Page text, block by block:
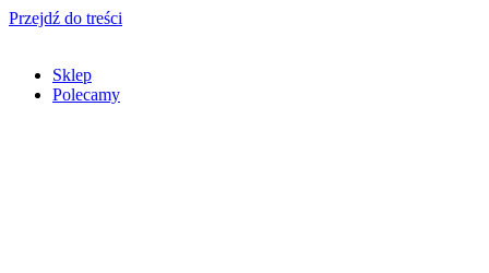
Przejdź do treści
Sklep
Polecamy